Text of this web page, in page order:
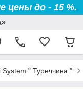
цены до - 15 %.
System " Туреччина "